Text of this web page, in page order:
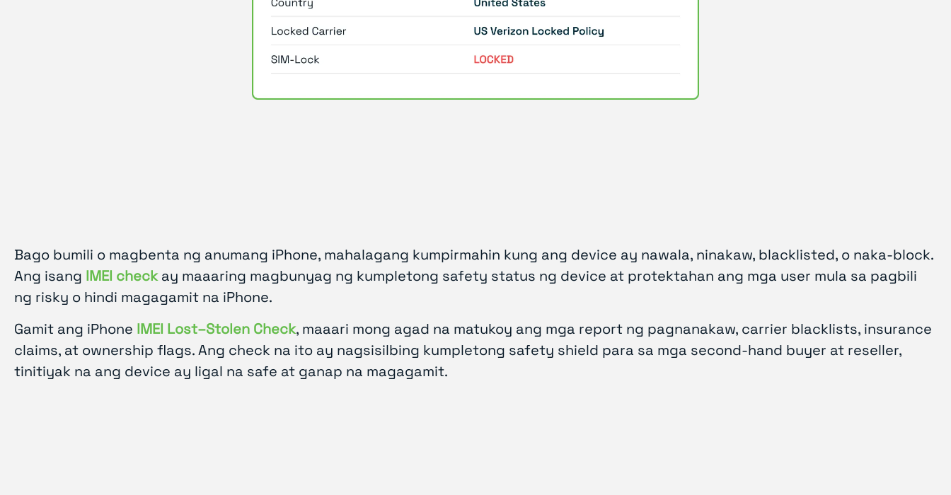
Bago bumili o magbenta ng anumang iPhone, mahalagang kumpirmahin kung ang device ay nawala, ninakaw, blacklisted, o naka-block.
Ang isang IMEI checkay maaaring magbunyag ng kumpletong safety status ng device at protektahan ang mga user mula sa pagbili
ng risky o hindi magagamit na iPhone.
Gamit ang iPhone IMEI Lost–Stolen Check, maaari mong agad na matukoy ang mga report ng pagnanakaw, carrier blacklists, insurance
claims, at ownership flags. Ang check na ito ay nagsisilbing kumpletong safety shield para sa mga second-hand buyer at reseller,
tinitiyak na ang device ay ligal na safe at ganap na magagamit.